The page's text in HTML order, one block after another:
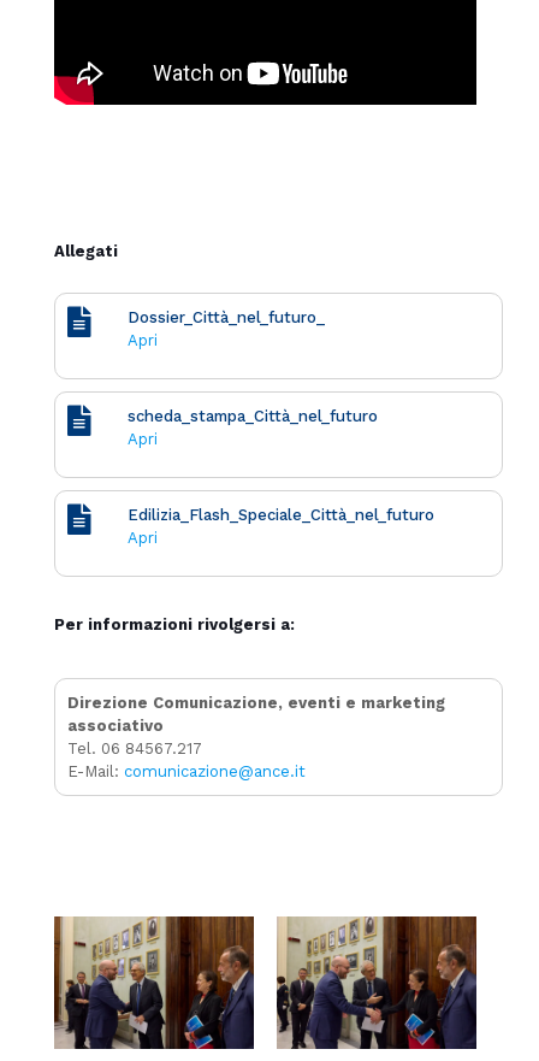
Allegati
Dossier_Città_nel_futuro_
Apri
scheda_stampa_Città_nel_futuro
Apri
Edilizia_Flash_Speciale_Città_nel_futuro
Apri
Per informazioni rivolgersi a:
Direzione Comunicazione, eventi e marketing
associativo
Tel. 06 84567.217
E-Mail: comunicazione@ance.it